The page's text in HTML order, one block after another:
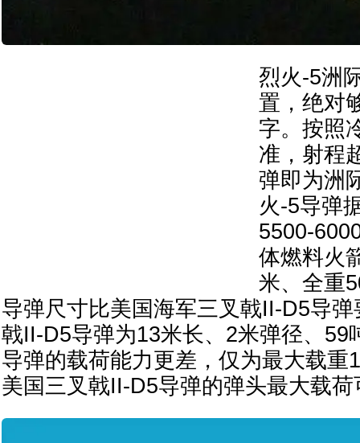
烈火-5洲
置，绝对
字。按照
准，射程
弹即为洲
火-5导弹
5500-
体燃料火
米、全重
导弹尺寸比美国海军三叉戟II-D5导
戟II-D5导弹为13米长、2米弹径、59
导弹的载荷能力更差，仅为最大载重
美国三叉戟II-D5导弹的弹头最大载